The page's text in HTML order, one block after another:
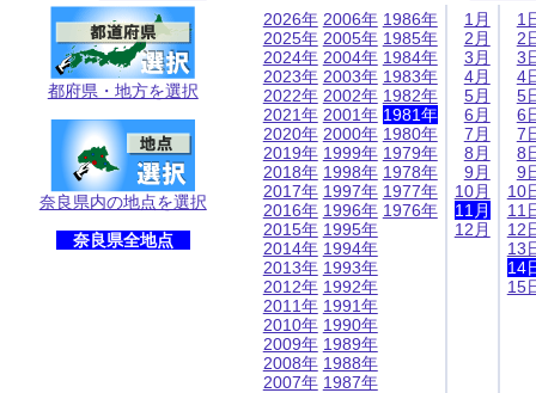
都府県・地方を選択
奈良県内の地点を選択
奈良県全地点
2026年
2025年
2024年
2023年
2022年
2021年
2020年
2019年
2018年
2017年
2016年
2015年
2014年
2013年
2012年
2011年
2010年
2009年
2008年
2007年
2006年
2005年
2004年
2003年
2002年
2001年
2000年
1999年
1998年
1997年
1996年
1995年
1994年
1993年
1992年
1991年
1990年
1989年
1988年
1987年
1986年
1985年
1984年
1983年
1982年
1981年
1980年
1979年
1978年
1977年
1976年
1月
2月
3月
4月
5月
6月
7月
8月
9月
10月
11月
12月
1
2
3
4
5
6
7
8
9
10
11
12
13
14
15